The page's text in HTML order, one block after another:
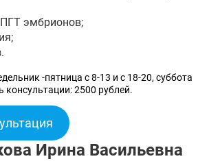
эмбрионов;
-пятница с 8-13 и с 18-20, суббота
консультации: 2500 рублей.
Ирина Васильевна